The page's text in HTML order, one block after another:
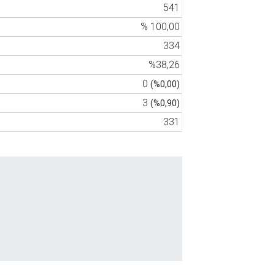
541
% 100,00
334
%38,26
0 (%0,00)
3 (%0,90)
331